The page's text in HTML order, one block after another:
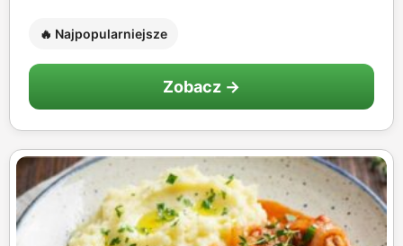
🔥 Najpopularniejsze
Zobacz →